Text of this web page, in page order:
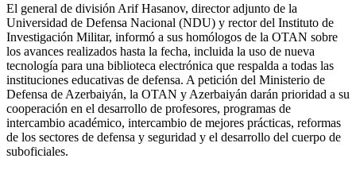
El general de división Arif Hasanov, director adjunto de la
Universidad de Defensa Nacional (NDU) y rector del Instituto de
Investigación Militar, informó a sus homólogos de la OTAN sobre
los avances realizados hasta la fecha, incluida la uso de nueva
tecnología para una biblioteca electrónica que respalda a todas las
instituciones educativas de defensa. A petición del Ministerio de
Defensa de Azerbaiyán, la OTAN y Azerbaiyán darán prioridad a su
cooperación en el desarrollo de profesores, programas de
intercambio académico, intercambio de mejores prácticas, reformas
de los sectores de defensa y seguridad y el desarrollo del cuerpo de
suboficiales.